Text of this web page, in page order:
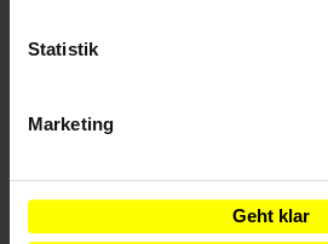
Statistik
Marketing
Geht klar
Text
für die Menschenrechte stark!
E-
Mail